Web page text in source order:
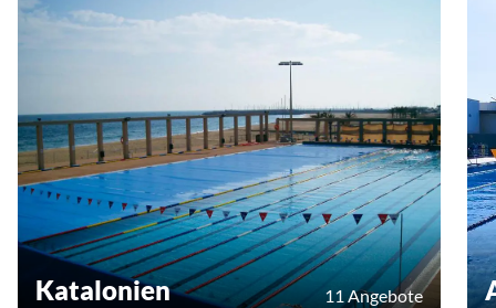
Katalonien 11 Angebote